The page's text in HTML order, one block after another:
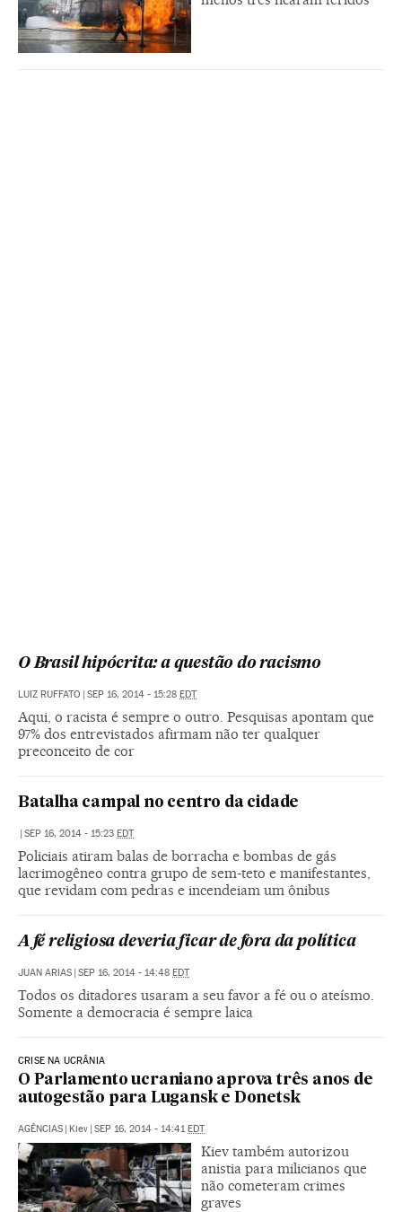
O Brasil hipócrita: a questão do racismo
LUIZ RUFFATO | SEP 16, 2014 - 15:28 EDT
Aqui, o racista é sempre o outro. Pesquisas apontam que
97% dos entrevistados afirmam não ter qualquer
preconceito de cor
Batalha campal no centro da cidade
| SEP 16, 2014 - 15:23 EDT
Policiais atiram balas de borracha e bombas de gás
lacrimogêneo contra grupo de sem-teto e manifestantes,
que revidam com pedras e incendeiam um ônibus
A fé religiosa deveria ficar de fora da política
JUAN ARIAS | SEP 16, 2014 - 14:48 EDT
Todos os ditadores usaram a seu favor a fé ou o ateísmo.
Somente a democracia é sempre laica
CRISE NA UCRÂNIA
O Parlamento ucraniano aprova três anos de
autogestão para Lugansk e Donetsk
AGÊNCIAS | Kiev | SEP 16, 2014 - 14:41EDT
Kiev também autorizou
anistia para milicianos que
não cometeram crimes
graves